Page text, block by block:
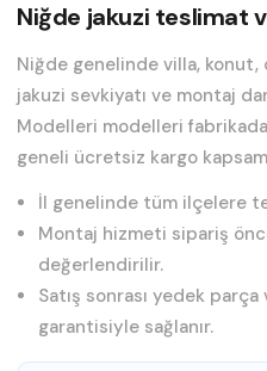
Niğde jakuzi teslimat
Niğde genelinde villa,
jakuzi sevkiyatı ve montaj
Modelleri modelleri
geneli ücretsiz kargo
İl genelinde tüm ilçelere
Montaj hizmeti sipariş
değerlendirilir.
Satış sonrası yedek
garantisiyle sağlanır.